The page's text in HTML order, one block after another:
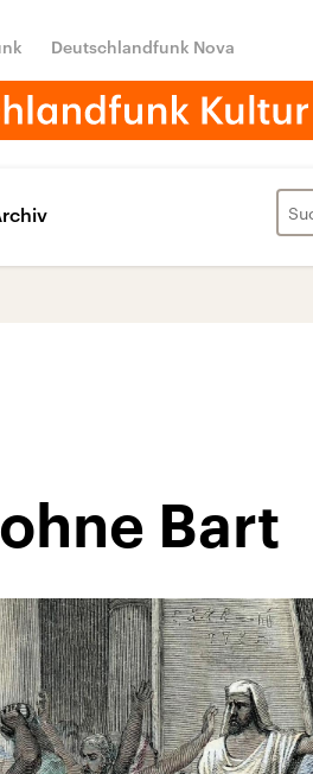
Deutschlandfunk Nova
Bart